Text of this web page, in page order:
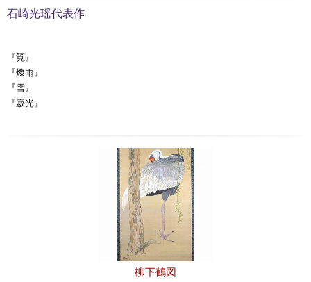
石崎光瑶代表作
『筧』
『燦雨』
『雪』
『寂光』
柳下鶴図